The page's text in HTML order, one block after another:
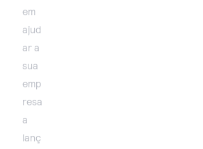
em
ajud
ar a
sua
emp
resa
a
lanç